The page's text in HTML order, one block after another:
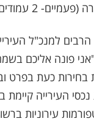
למנכ"ל
פונה אליכם
כעת בפרט
העירייה קיימת
עירוניות